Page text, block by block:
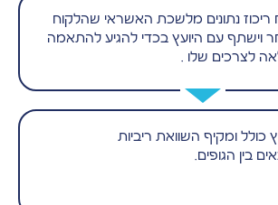
ריכוז נתונים מלשכת האשראי שהלקוח
וישתף עם היועץ בכדי להגיע להתאמה
לצרכים שלו .
כולל ומקיף השוואת ריביות
בין הגופים.